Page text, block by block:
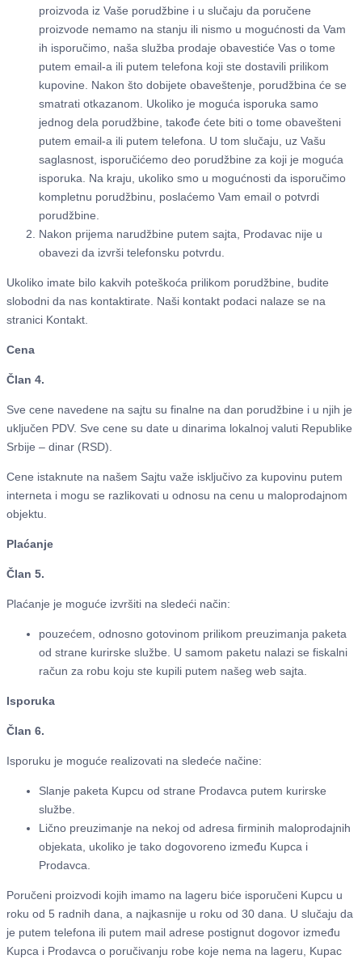
proizvoda iz Vaše porudžbine i u slučaju da poručene
proizvode nemamo na stanju ili nismo u mogućnosti da Vam
ih isporučimo, naša služba prodaje obavestiće Vas o tome
putem email-a ili putem telefona koji ste dostavili prilikom
kupovine. Nakon što dobijete obaveštenje, porudžbina će se
smatrati otkazanom. Ukoliko je moguća isporuka samo
jednog dela porudžbine, takođe ćete biti o tome obavešteni
putem email-a ili putem telefona. U tom slučaju, uz Vašu
saglasnost, isporučićemo deo porudžbine za koji je moguća
isporuka. Na kraju, ukoliko smo u mogućnosti da isporučimo
kompletnu porudžbinu, poslaćemo Vam email o potvrdi
porudžbine.
Nakon prijema narudžbine putem sajta, Prodavac nije u
obavezi da izvrši telefonsku potvrdu.
Ukoliko imate bilo kakvih poteškoća prilikom porudžbine, budite
slobodni da nas kontaktirate. Naši kontakt podaci nalaze se na
stranici Kontakt.
Cena
Član 4.
Sve cene navedene na sajtu su finalne na dan porudžbine i u njih je
uključen PDV. Sve cene su date u dinarima lokalnoj valuti Republike
Srbije – dinar (RSD).
Cene istaknute na našem Sajtu važe isključivo za kupovinu putem
interneta i mogu se razlikovati u odnosu na cenu u maloprodajnom
objektu.
Plaćanje
Član 5.
Plaćanje je moguće izvršiti na sledeći način:
pouzećem, odnosno gotovinom prilikom preuzimanja paketa
od strane kurirske službe. U samom paketu nalazi se fiskalni
račun za robu koju ste kupili putem našeg web sajta.
Isporuka
Član 6.
Isporuku je moguće realizovati na sledeće načine:
Slanje paketa Kupcu od strane Prodavca putem kurirske
službe.
Lično preuzimanje na nekoj od adresa firminih maloprodajnih
objekata, ukoliko je tako dogovoreno između Kupca i
Prodavca.
Poručeni proizvodi kojih imamo na lageru biće isporučeni Kupcu u
roku od 5 radnih dana, a najkasnije u roku od 30 dana. U slučaju da
je putem telefona ili putem mail adrese postignut dogovor između
Kupca i Prodavca o poručivanju robe koje nema na lageru, Kupac